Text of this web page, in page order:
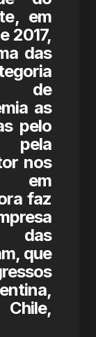
em
2017,
das
de
as
pelo
pela
nos
em
faz
que